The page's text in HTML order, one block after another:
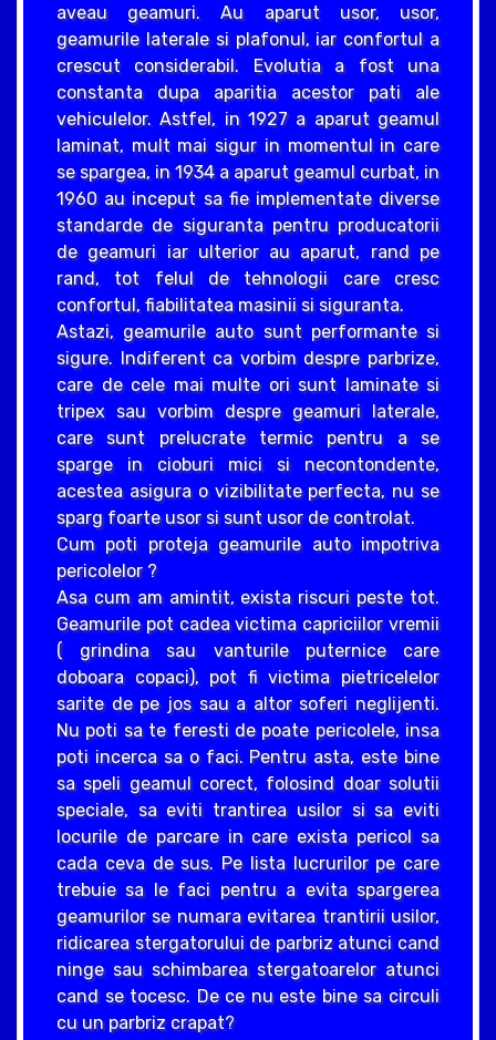
aveau geamuri. Au aparut usor, usor,
geamurile laterale si plafonul, iar confortul a
crescut considerabil. Evolutia a fost una
constanta dupa aparitia acestor pati ale
vehiculelor. Astfel, in 1927 a aparut geamul
laminat, mult mai sigur in momentul in care
se spargea, in 1934 a aparut geamul curbat, in
1960 au inceput sa fie implementate diverse
standarde de siguranta pentru producatorii
de geamuri iar ulterior au aparut, rand pe
rand, tot felul de tehnologii care cresc
confortul, fiabilitatea masinii si siguranta.
Astazi, geamurile auto sunt performante si
sigure. Indiferent ca vorbim despre parbrize,
care de cele mai multe ori sunt laminate si
tripex sau vorbim despre geamuri laterale,
care sunt prelucrate termic pentru a se
sparge in cioburi mici si necontondente,
acestea asigura o vizibilitate perfecta, nu se
sparg foarte usor si sunt usor de controlat.
Cum poti proteja geamurile auto impotriva
pericolelor ?
Asa cum am amintit, exista riscuri peste tot.
Geamurile pot cadea victima capriciilor vremii
( grindina sau vanturile puternice care
doboara copaci), pot fi victima pietricelelor
sarite de pe jos sau a altor soferi neglijenti.
Nu poti sa te feresti de poate pericolele, insa
poti incerca sa o faci. Pentru asta, este bine
sa speli geamul corect, folosind doar solutii
speciale, sa eviti trantirea usilor si sa eviti
locurile de parcare in care exista pericol sa
cada ceva de sus. Pe lista lucrurilor pe care
trebuie sa le faci pentru a evita spargerea
geamurilor se numara evitarea trantirii usilor,
ridicarea stergatorului de parbriz atunci cand
ninge sau schimbarea stergatoarelor atunci
cand se tocesc. De ce nu este bine sa circuli
cu un parbriz crapat?